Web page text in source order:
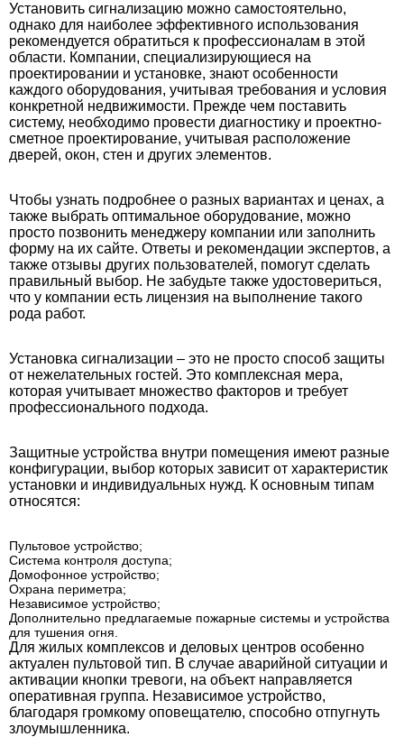
Установить сигнализацию можно самостоятельно,
однако для наиболее эффективного использования
рекомендуется обратиться к профессионалам в этой
области. Компании, специализирующиеся на
проектировании и установке, знают особенности
каждого оборудования, учитывая требования и условия
конкретной недвижимости. Прежде чем поставить
систему, необходимо провести диагностику и проектно-
сметное проектирование, учитывая расположение
дверей, окон, стен и других элементов.
Чтобы узнать подробнее о разных вариантах и ценах, а
также выбрать оптимальное оборудование, можно
просто позвонить менеджеру компании или заполнить
форму на их сайте. Ответы и рекомендации экспертов, а
также отзывы других пользователей, помогут сделать
правильный выбор. Не забудьте также удостовериться,
что у компании есть лицензия на выполнение такого
рода работ.
Установка сигнализации – это не просто способ защиты
от нежелательных гостей. Это комплексная мера,
которая учитывает множество факторов и требует
профессионального подхода.
Защитные устройства внутри помещения имеют разные
конфигурации, выбор которых зависит от характеристик
установки и индивидуальных нужд. К основным типам
относятся:
Пультовое устройство;
Система контроля доступа;
Домофонное устройство;
Охрана периметра;
Независимое устройство;
Дополнительно предлагаемые пожарные системы и устройства
для тушения огня.
Для жилых комплексов и деловых центров особенно
актуален пультовой тип. В случае аварийной ситуации и
активации кнопки тревоги, на объект направляется
оперативная группа. Независимое устройство,
благодаря громкому оповещателю, способно отпугнуть
злоумышленника.